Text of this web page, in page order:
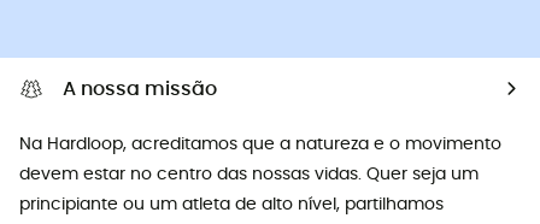
A nossa missão
Na Hardloop, acreditamos que a natureza e o movimento
devem estar no centro das nossas vidas. Quer seja um
principiante ou um atleta de alto nível, partilhamos